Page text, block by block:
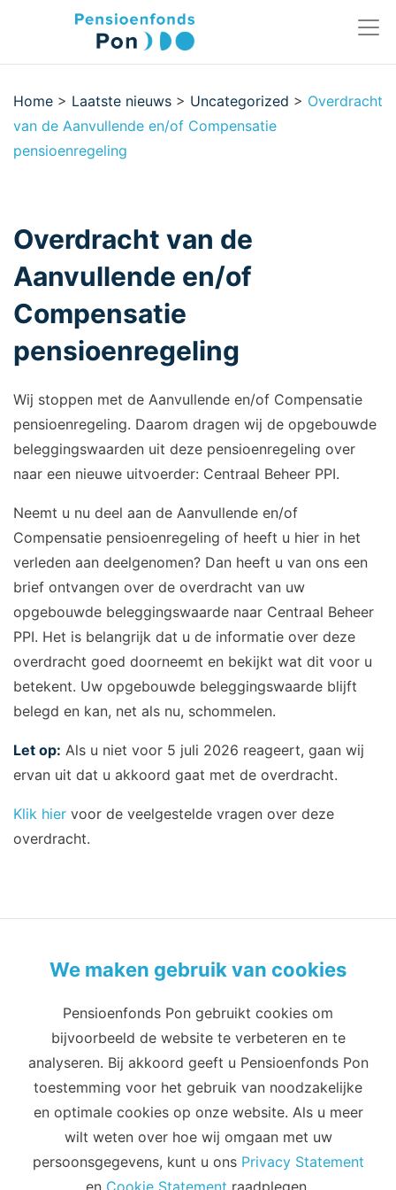
Home > Laatste nieuws > Uncategorized > Overdracht
van de Aanvullende en/of Compensatie
pensioenregeling
Overdracht van de
Aanvullende en/of
Compensatie
pensioenregeling
Wij stoppen met de Aanvullende en/of Compensatie
pensioenregeling. Daarom dragen wij de opgebouwde
beleggingswaarden uit deze pensioenregeling over
naar een nieuwe uitvoerder: Centraal Beheer PPI.
Neemt u nu deel aan de Aanvullende en/of
Compensatie pensioenregeling of heeft u hier in het
verleden aan deelgenomen? Dan heeft u van ons een
brief ontvangen over de overdracht van uw
opgebouwde beleggingswaarde naar Centraal Beheer
PPI. Het is belangrijk dat u de informatie over deze
overdracht goed doorneemt en bekijkt wat dit voor u
betekent. Uw opgebouwde beleggingswaarde blijft
belegd en kan, net als nu, schommelen.
Let op: Als u niet voor 5 juli 2026 reageert, gaan wij
ervan uit dat u akkoord gaat met de overdracht.
Klik hier voor de veelgestelde vragen over deze
overdracht.
Terms of use
Cookie-instellingen
Email
info@pensioenfondspon.com
Telefoon
088 60 60 271
We maken gebruik van cookies
Pensioenfonds Pon gebruikt cookies om
bijvoorbeeld de website te verbeteren en te
analyseren. Bij akkoord geeft u Pensioenfonds Pon
toestemming voor het gebruik van noodzakelijke
en optimale cookies op onze website. Als u meer
wilt weten over hoe wij omgaan met uw
persoonsgegevens, kunt u ons Privacy Statement
en Cookie Statement raadplegen.